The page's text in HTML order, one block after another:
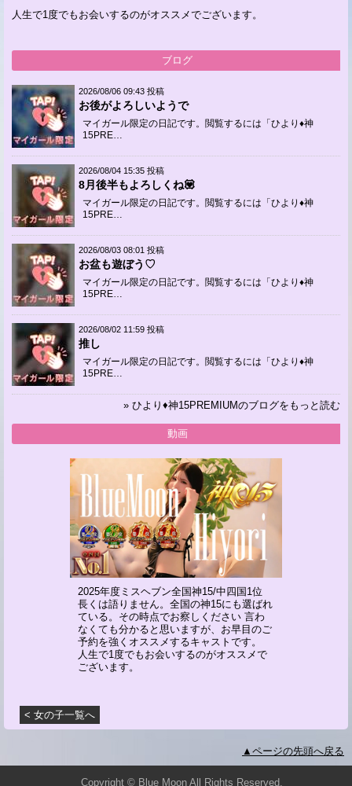
人生で1度でもお会いするのがオススメでございます。
ブログ
2026/08/06 09:43 投稿
お後がよろしいようで
マイガール限定の日記です。閲覧するには「ひより♦神
15PRE…
2026/08/04 15:35 投稿
8月後半もよろしくね💟
マイガール限定の日記です。閲覧するには「ひより♦神
15PRE…
2026/08/03 08:01 投稿
お盆も遊ぼう♡
マイガール限定の日記です。閲覧するには「ひより♦神
15PRE…
2026/08/02 11:59 投稿
推し
マイガール限定の日記です。閲覧するには「ひより♦神
15PRE…
» ひより♦神15PREMIUMのブログをもっと読む
動画
2025年度ミスヘブン全国神15/中四国1位
長くは語りません。全国の神15にも選ばれ
ている。その時点でお察しください 言わ
なくても分かると思いますが、お早目のご
予約を強くオススメするキャストです。
人生で1度でもお会いするのがオススメで
ございます。
< 女の子一覧へ
▲ページの先頭へ戻る
Copyright © Blue Moon All Rights Reserved.